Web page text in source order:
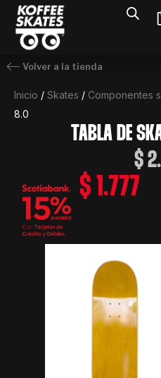
contenido
Volver a la tienda
Inicio / Skates / Componentes
8.0
TABLA DE
$
$ 1.777